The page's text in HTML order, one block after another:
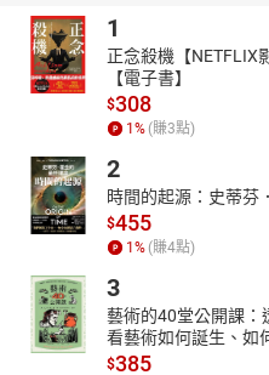
1
正念殺機【NETFLIX
【電子書】
$308
1 % (賺3點)
2
時間的起源：史蒂芬
$455
1 % (賺4點)
3
藝術的40堂公開課：
看藝術如何誕生、如
$385